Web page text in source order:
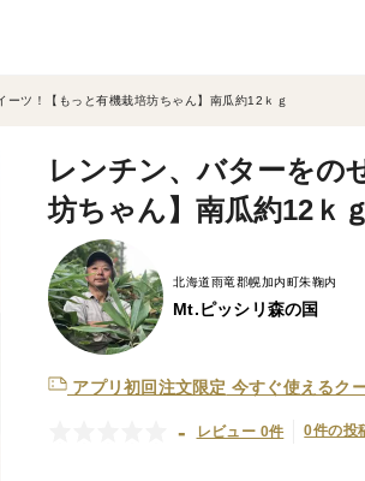
ーツ！【もっと有機栽培坊ちゃん】南瓜約12ｋｇ
レンチン、バターをの
坊ちゃん】南瓜約12ｋｇ
北海道雨竜郡幌加内町朱鞠内
Mt.ピッシリ森の国
アプリ初回注文限定 今すぐ使えるク
- レビュー 0件 0件の投